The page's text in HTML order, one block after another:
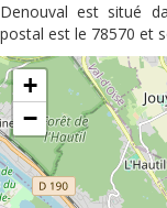
Denouval est situé
postal est le 78570 et
+
−